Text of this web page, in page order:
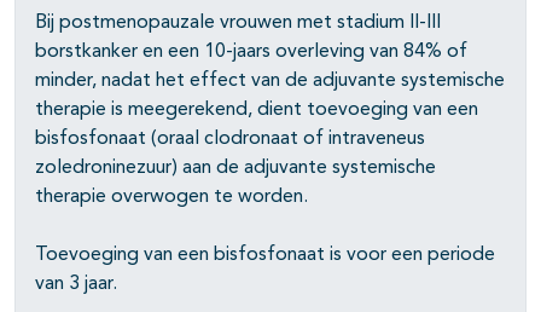
open- en dichtklappen
open- en dichtklappen
open- en dichtklappen
Bij postmenopauzale vrouwen met stadium II-III
borstkanker en een 10-jaars overleving van 84% of
minder, nadat het effect van de adjuvante systemische
therapie is meegerekend, dient toevoeging van een
bisfosfonaat (oraal clodronaat of intraveneus
zoledroninezuur) aan de adjuvante systemische
therapie overwogen te worden.
Toevoeging van een bisfosfonaat is voor een periode
van 3 jaar.